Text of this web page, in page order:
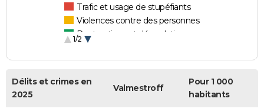
Trafic et usage de stupéfiants
Violences contre des personnes
Destructions et dégradations
1/2
Délits et crimes en
2025
Valmestroff
Pour 1 000
habitants